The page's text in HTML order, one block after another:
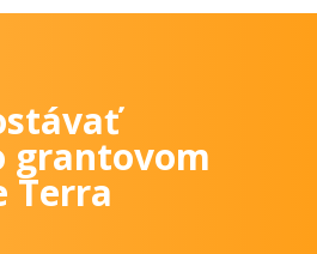
grantovom
Terra